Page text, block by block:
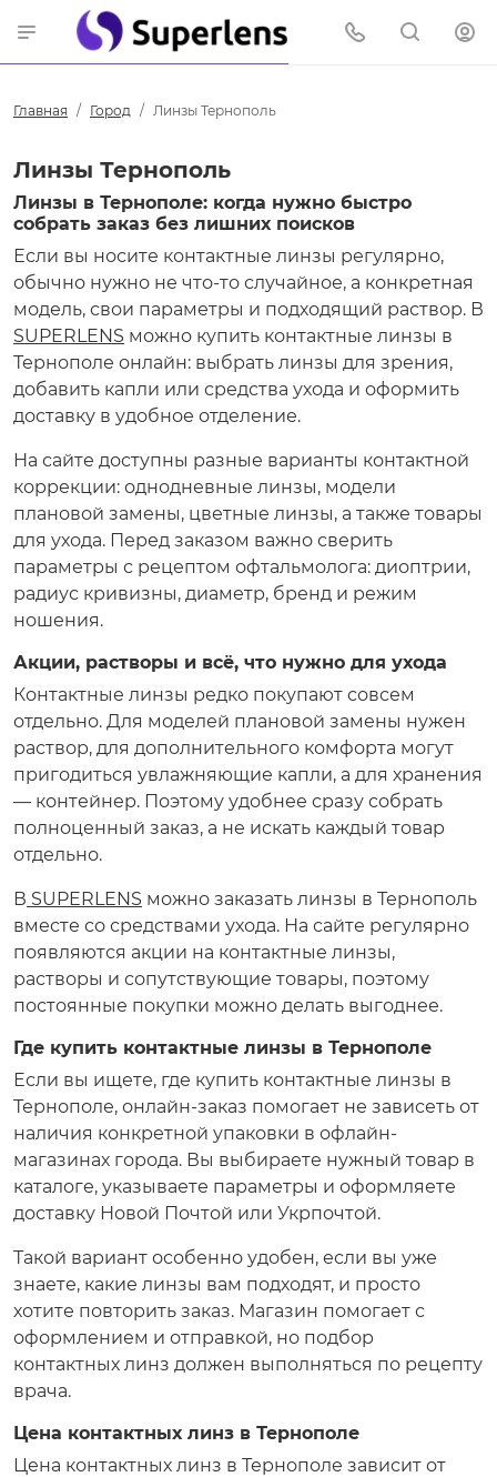
Главная Город Линзы Тернополь
Линзы Тернополь
Линзы в Тернополе: когда нужно быстро
собрать заказ без лишних поисков
Если вы носите контактные линзы регулярно,
обычно нужно не что-то случайное, а конкретная
модель, свои параметры и подходящий раствор. В
SUPERLENS можно купить контактные линзы в
Тернополе онлайн: выбрать линзы для зрения,
добавить капли или средства ухода и оформить
доставку в удобное отделение.
На сайте доступны разные варианты контактной
коррекции: однодневные линзы, модели
плановой замены, цветные линзы, а также товары
для ухода. Перед заказом важно сверить
параметры с рецептом офтальмолога: диоптрии,
радиус кривизны, диаметр, бренд и режим
ношения.
Акции, растворы и всё, что нужно для ухода
Контактные линзы редко покупают совсем
отдельно. Для моделей плановой замены нужен
раствор, для дополнительного комфорта могут
пригодиться увлажняющие капли, а для хранения
— контейнер. Поэтому удобнее сразу собрать
полноценный заказ, а не искать каждый товар
отдельно.
В SUPERLENS можно заказать линзы в Тернополь
вместе со средствами ухода. На сайте регулярно
появляются акции на контактные линзы,
растворы и сопутствующие товары, поэтому
постоянные покупки можно делать выгоднее.
Где купить контактные линзы в Тернополе
Если вы ищете, где купить контактные линзы в
Тернополе, онлайн-заказ помогает не зависеть от
наличия конкретной упаковки в офлайн-
магазинах города. Вы выбираете нужный товар в
каталоге, указываете параметры и оформляете
доставку Новой Почтой или Укрпочтой.
Такой вариант особенно удобен, если вы уже
знаете, какие линзы вам подходят, и просто
хотите повторить заказ. Магазин помогает с
оформлением и отправкой, но подбор
контактных линз должен выполняться по рецепту
врача.
Цена контактных линз в Тернополе
Цена контактных линз в Тернополе зависит от